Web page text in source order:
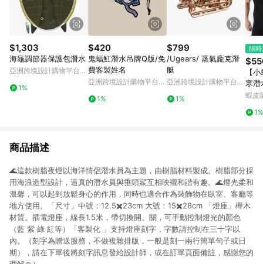
$1,303
海龜調節器保護包潛水
亞洲跨境設計購物平台
1%
$420
鬼蝠魟潛水吊牌Q版/免
費客製姓名
亞洲跨境設計購物平台
1%
$799
/Ugears/ 蒸氣龐克潛
艇
亞洲跨境設計購物平台
1%
限
【
寒潛
防寒
蝦皮
1%
商品描述
🌊這款樹脂夜燈以海洋情侶潛水員為主題，由樹脂材料製成。樹脂部分採
用海浪造型設計，逼真的潛水員與垂頭鯊互相映襯和諧有趣。🌊燈光柔和
溫馨，可以起到放鬆身心的作用，同時也適合作為裝飾物在臥室、客廳等
地方使用。「尺寸」中號：12.5✖️23cm 大號：15✖️28cm 「燈座」櫸木
材質。插電燈座，線長1.5米，帶切換開。關，可手動控制燈光的顏色
（藍 紫 綠 紅等）「客製化 」支持燈座刻字，字數請控制在三十字以
內。（刻字為贈送服務，不做複雜排版，一般是刻一兩行簡單句子或日
期），請在下單後將刻字訊息發給設計師，或在訂單頁面備註，感謝您的